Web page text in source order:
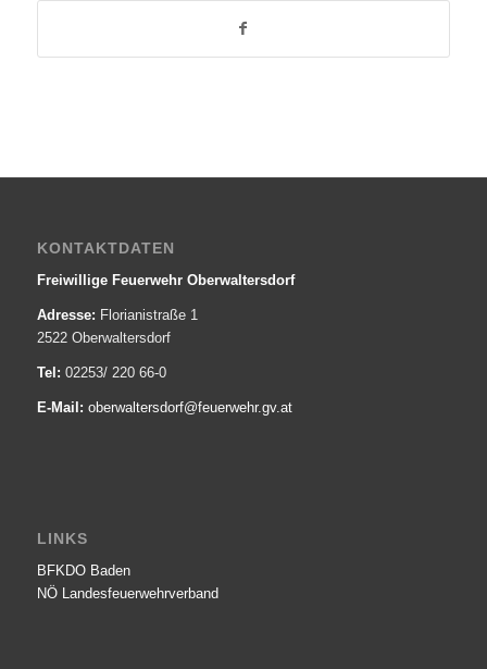
KONTAKTDATEN
Freiwillige Feuerwehr Oberwaltersdorf
Adresse: Florianistraße 1
2522 Oberwaltersdorf
Tel: 02253/ 220 66-0
E-Mail: oberwaltersdorf@­feuerwehr.gv.at
LINKS
BFKDO Baden
NÖ Landesfeuerwehr­verband